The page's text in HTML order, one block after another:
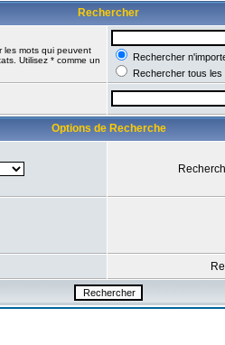
Rechercher
les mots qui peuvent
Utilisez * comme un
Rechercher
Rechercher tous les
Options de Recherche